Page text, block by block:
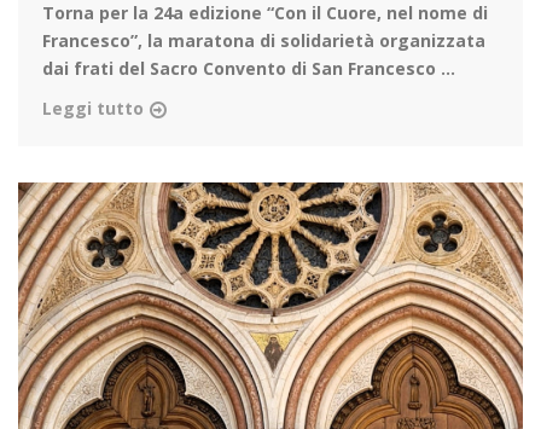
Torna per la 24a edizione “Con il Cuore, nel nome di
Francesco”, la maratona di solidarietà organizzata
dai frati del Sacro Convento di San Francesco ...
Leggi tutto